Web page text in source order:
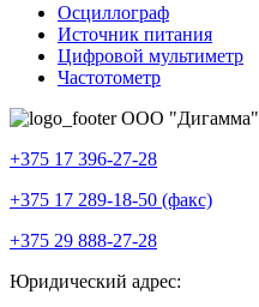
Осциллограф
Источник питания
Цифровой мультиметр
Частотометр
ООО "Дигамма"
+375 17 396-27-28
+375 17 289-18-50 (факс)
+375 29 888-27-28
Юридический адрес: